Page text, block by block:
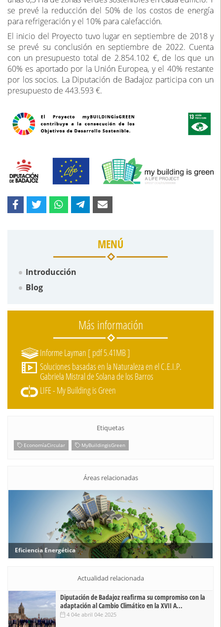
se prevé la reducción del 50% de los costos de energía
para refrigeración y el 10% para calefacción.
El inicio del Proyecto tuvo lugar en septiembre de 2018 y
se prevé su conclusión en septiembre de 2022. Cuenta
con un presupuesto total de 2.854.102 €, de los que un
60% es aportado por la Unión Europea, y el 40% restante
por los socios. La Diputación de Badajoz participa con un
presupuesto de 443.593 €.
MENÚ
Introducción
Blog
Más información
Informe Layman [ pdf 5.41MB ]
Soluciones basadas en la Naturaleza en el C.E.I.P.
Gabriela Mistral de Solana de los Barros
LIFE - My Building is Green
Etiquetas
EconomíaCircular MyBuildingisGreen
Áreas relacionadas
Eficiencia Energética
Actualidad relacionada
Diputación de Badajoz reafirma su compromiso con la
adaptación al Cambio Climático en la XVII A...
4 04e abril 04e 2025